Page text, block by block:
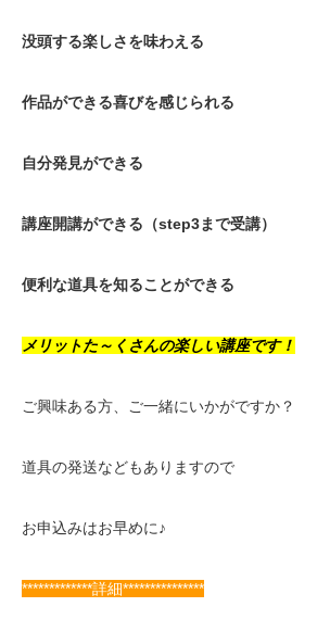
没頭する楽しさを味わえる
作品ができる喜びを感じられる
自分発見ができる
講座開講ができる（step3まで受講）
便利な道具を知ることができる
メリットた～くさんの楽しい講座です！
ご興味ある方、ご一緒にいかがですか？
道具の発送などもありますので
お申込みはお早めに♪
*************詳細***************